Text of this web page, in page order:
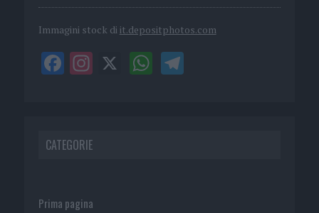
Immagini stock di it.depositphotos.com
CATEGORIE
Prima pagina